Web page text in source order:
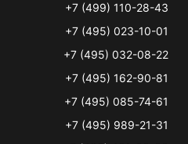
+7 (499) 110-28-43
+7 (495) 023-10-01
+7 (495) 032-08-22
+7 (495) 162-90-81
+7 (495) 085-74-61
+7 (495) 989-21-31